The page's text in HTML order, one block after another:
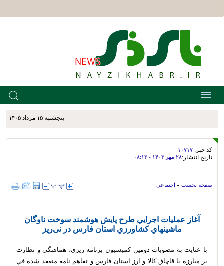
پنجشنبه ۱۵ مرداد ۱۴۰۵
کد خبر: ۱۰۷۱۷
تاریخ انتشار:۲۸ مهر ۱۴۰۳ - ۰۸:۱۳
صفحه نخست » اجتماعی
آغاز عمليات اجرايي طرح پايش هوشمند سوخت ناوگان
ماشينهاي كشاورزي استان فارس در نی‌ریز
با عنايت به مصوبات دومين كميسيون برنامه ريزي، هماهنگي و نظارت
بر مبارزه با قاچاق كالا و ارز استان فارس و تفاهم نامه منعقد شده في